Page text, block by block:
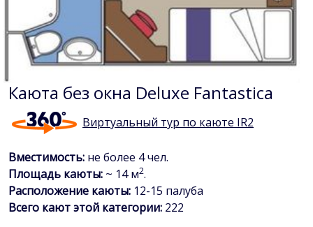
Каюта без окна Deluxe Fantastica
Виртуальный тур по каюте IR2
Вместимость: не более 4 чел.
Площадь каюты: ~ 14 м2.
Расположение каюты: 12-15 палуба
Всего кают этой категории: 222